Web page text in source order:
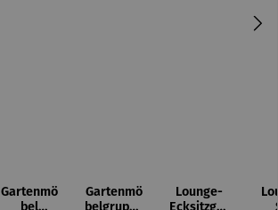
Gartenmö
bel
Gartenmö
belgruppe
Lounge-
Ecksitzgru